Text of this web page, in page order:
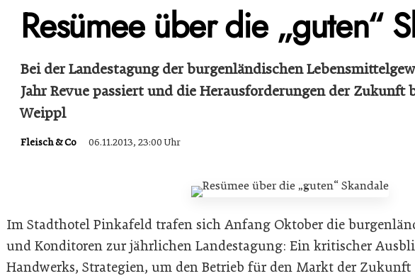
Resümee über die „guten“
Bei der Landestagung der burgenländischen
Jahr Revue passiert und die Herausforderungen der Zukunft
Weippl
Fleisch & Co 06.11.2013, 23:00 Uhr
Im Stadthotel Pinkafeld trafen sich Anfang Oktober die
und Konditoren zur jährlichen Landestagung: Ein kritischer
Handwerks, Strategien, um den Betrieb für den Markt der